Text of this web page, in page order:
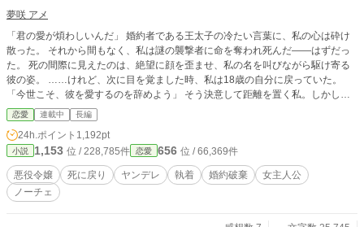
夢咲 アメ
「君の愛が煩わしいんだ」 婚約者である王太子の冷たい言葉に、私の心は砕け
散った。 それから間もなく、私は謎の襲撃者に命を奪われ死んだ――はずだっ
た。 死の間際に見えたのは、絶望に顔を歪ませ、私の名を叫びながら駆け寄る
彼の姿。 ​……けれど、次に目を覚ました時、私は18歳の自分に戻っていた。 ​
「今世こそ、彼を愛するのを辞めよう」 そう決意して距離を置く私。しかし、1
周目であれほど冷酷だった彼は、なぜか焦ったように私を追いかけ、甘い言葉で
縛り付けようとしてきて……？ ​「どこへ行くつもり？ 君が愛してくれるまで、
僕は君を離さないよ」 ​不器用すぎて愛を間違えたヤンデレ王子×今世こそ静かに
暮らしたい令嬢。 死から始まる、執着愛の二周目が幕を開ける！
恋愛 連載中 長編
24h.ポイント 1,192pt
小説 1,153 位 / 228,785件 恋愛 656 位 / 66,369件
悪役令嬢 死に戻り ヤンデレ 執着 婚約破棄
女主人公
ノーチェ